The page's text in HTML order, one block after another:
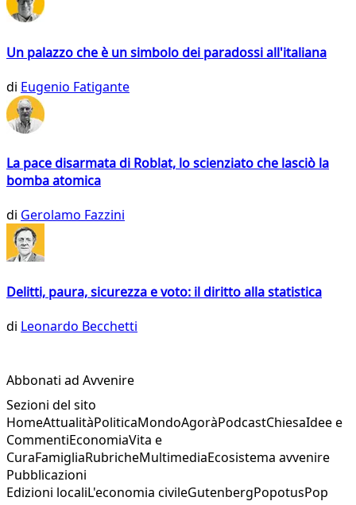
Un palazzo che è un simbolo dei paradossi all'italiana
di Eugenio Fatigante
La pace disarmata di Roblat, lo scienziato che lasciò la
bomba atomica
di Gerolamo Fazzini
Delitti, paura, sicurezza e voto: il diritto alla statistica
di Leonardo Becchetti
Abbonati ad Avvenire
Sezioni del sito
HomeAttualitàPoliticaMondoAgoràPodcastChiesaIdee e
CommentiEconomiaVita e
CuraFamigliaRubricheMultimediaEcosistema avvenire
Pubblicazioni
Edizioni localiL'economia civileGutenbergPopotusPop